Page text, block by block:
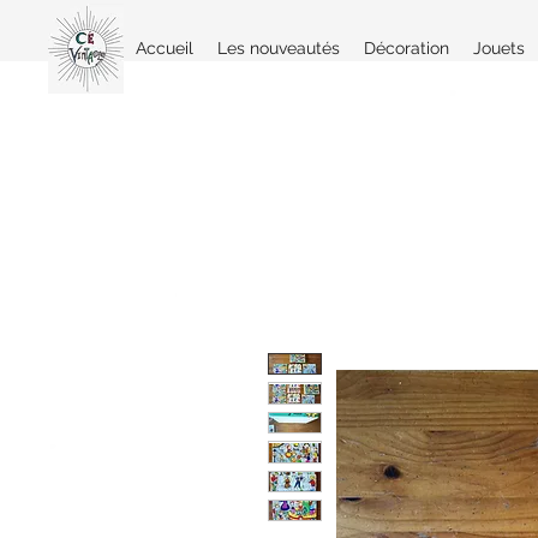
Accueil Les nouveautés Décoration Jouets